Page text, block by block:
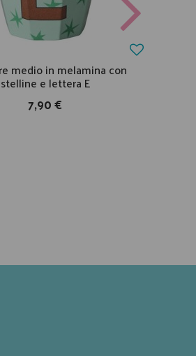
medio in melamina con
stelline e lettera E
7,90 €